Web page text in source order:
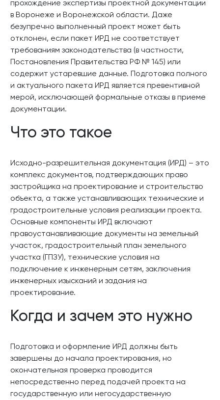
прохождение экспертизы проектной документации
в Воронеже и Воронежской области. Даже
безупречно выполненный проект может быть
отклонен, если пакет ИРД не соответствует
требованиям законодательства (в частности,
Постановления Правительства РФ № 145) или
содержит устаревшие данные. Подготовка полного
и актуального пакета ИРД является превентивной
мерой, исключающей формальные отказы в приеме
документации.
Что это такое
Исходно-разрешительная документация (ИРД) – это
комплекс документов, подтверждающих право
застройщика на проектирование и строительство
объекта, а также устанавливающих технические и
градостроительные условия реализации проекта.
Основные компоненты ИРД включают
правоустанавливающие документы на земельный
участок, градостроительный план земельного
участка (ГПЗУ), технические условия на
подключение к инженерным сетям, заключения
инженерных изысканий и задания на
проектирование.
Когда и зачем это нужно
Подготовка и оформление ИРД должны быть
завершены до начала проектирования, но
окончательная проверка проводится
непосредственно перед подачей проекта на
государственную или негосударственную